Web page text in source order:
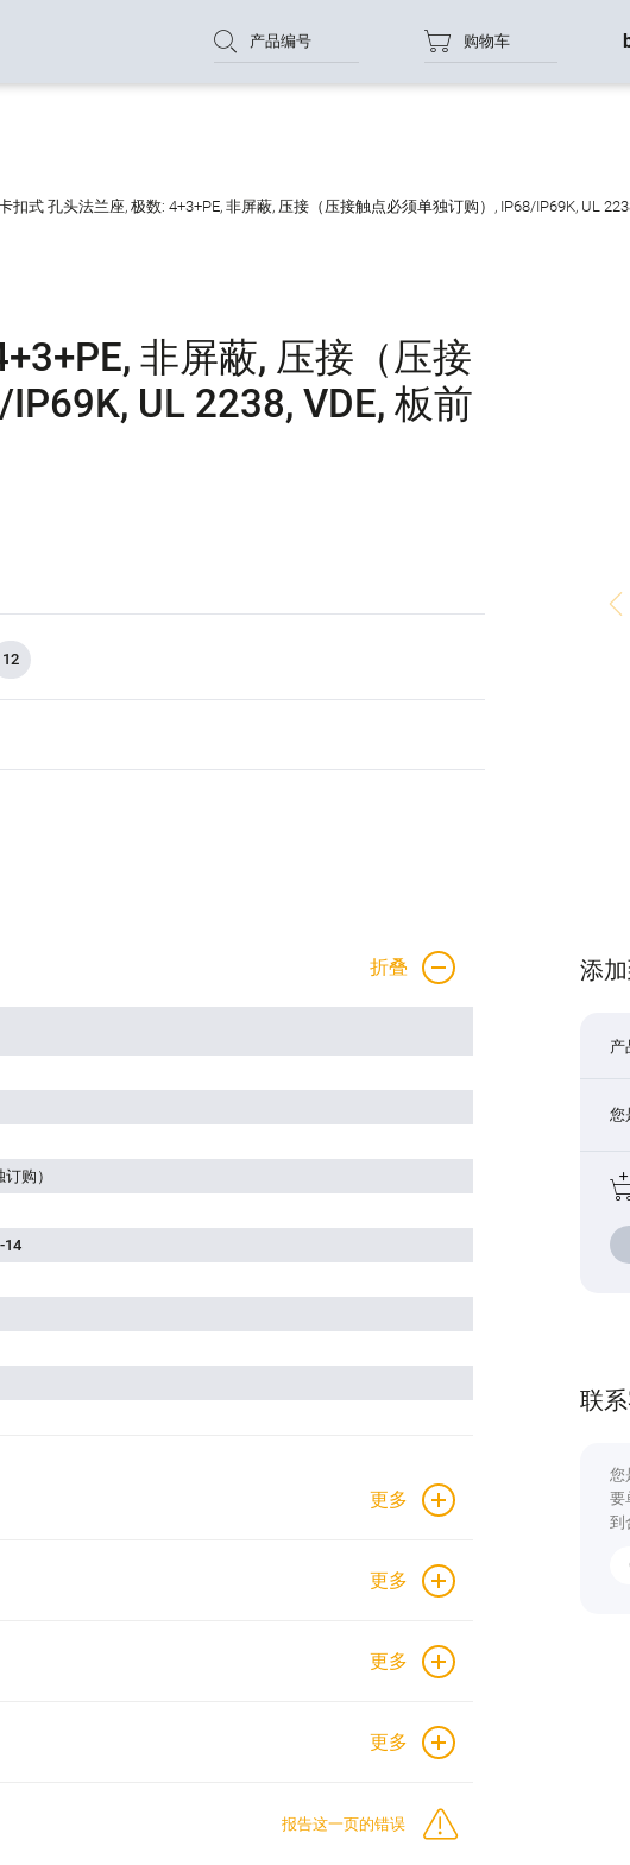
产品编号 购物车
扣式 孔头法兰座, 极数: 4+3+PE, 非屏蔽, 压接（压接触点必须单独订购）, IP68/IP69K, UL
非屏蔽, 压接（压接
UL 2238, VDE, 板前
12
折叠
购）
14
更多
更多
更多
更多
报告这一页的错误
添
产
您
联
您
要
到